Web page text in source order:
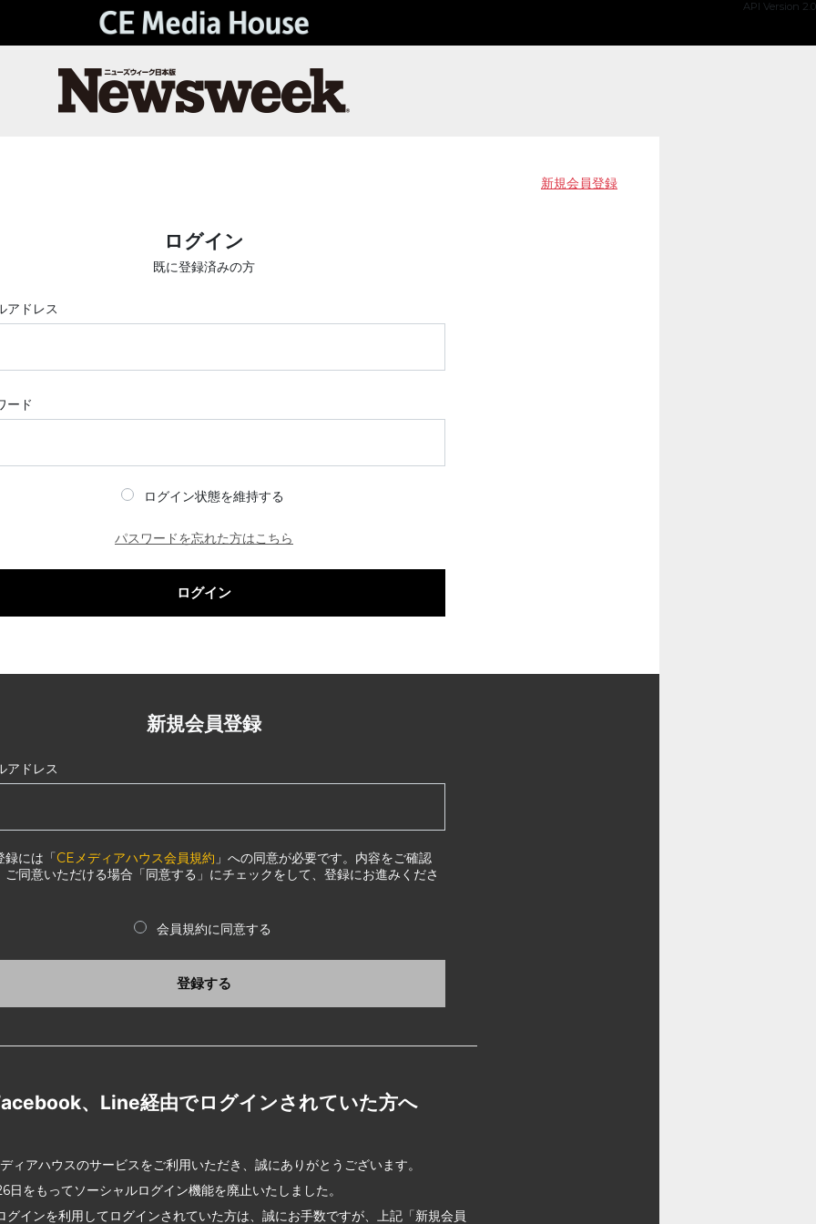
API Version 2.0
新規会員登録
ログイン
既に登録済みの方
アドレス
ード
ログイン状態を維持する
パスワードを忘れた方はこちら
ログイン
新規会員登録
アドレス
録には「CEメディアハウス会員規約 」への同意が必要です。内容をご確認
ご同意いただける場合「同意する」にチェックをして、登録にお進みくださ
会員規約に同意する
登録する
、Line経由でログインされていた方へ
ィアハウスのサービスをご利用いただき、誠にありがとうございます。
日をもってソーシャルログイン機能を廃止いたしました。
グインを利用してログインされていた方は、誠にお手数ですが、上記「新規会員